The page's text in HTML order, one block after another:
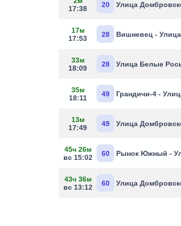
17:38
20 Улица
17м
17:53
28 Вишневец -
33м
18:09
28 Улица Белые
35м
18:11
49 Грандичи-4 -
13м
17:49
49 Улица
45ч 26м
вс 15:02
60 Рынок Южный -
43ч 36м
вс 13:12
60 Улица